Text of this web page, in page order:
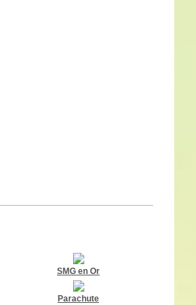
SMG en Or
Parachute